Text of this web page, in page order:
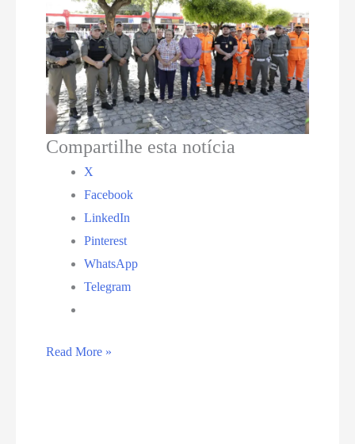
Compartilhe esta notícia
X
Facebook
LinkedIn
Pinterest
WhatsApp
Telegram
Com
Read More »